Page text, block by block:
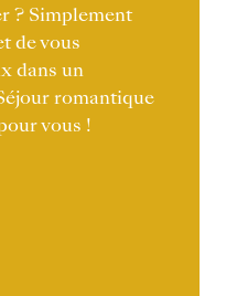
? Simplement
de vous
dans un
romantique
vous !